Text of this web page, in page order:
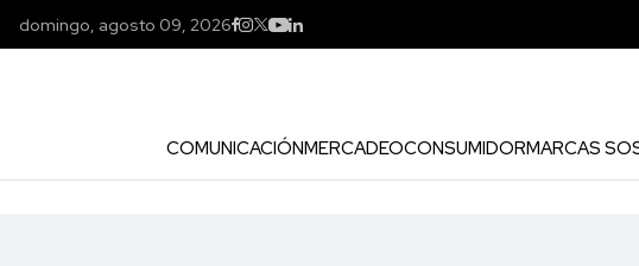
domingo, agosto 09, 2026
COMUNICACIÓNMERCADEOCONSUMIDORMARCAS